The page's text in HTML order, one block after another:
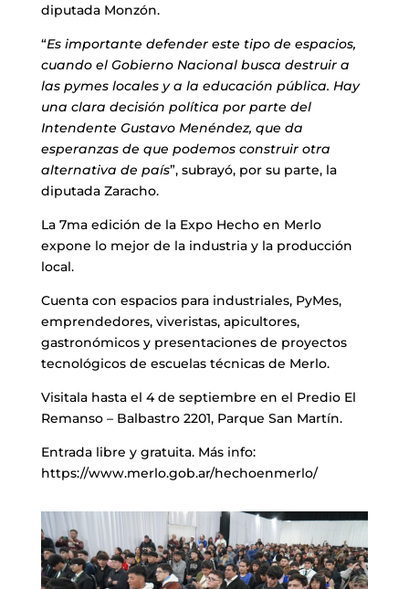
diputada Monzón.
“Es importante defender este tipo de espacios,
cuando el Gobierno Nacional busca destruir a
las pymes locales y a la educación pública. Hay
una clara decisión política por parte del
Intendente Gustavo Menéndez, que da
esperanzas de que podemos construir otra
alternativa de país”, subrayó, por su parte, la
diputada Zaracho.
La 7ma edición de la Expo Hecho en Merlo
expone lo mejor de la industria y la producción
local.
Cuenta con espacios para industriales, PyMes,
emprendedores, viveristas, apicultores,
gastronómicos y presentaciones de proyectos
tecnológicos de escuelas técnicas de Merlo.
Visitala hasta el 4 de septiembre en el Predio El
Remanso – Balbastro 2201, Parque San Martín.
Entrada libre y gratuita. Más info:
https://www.merlo.gob.ar/hechoenmerlo/